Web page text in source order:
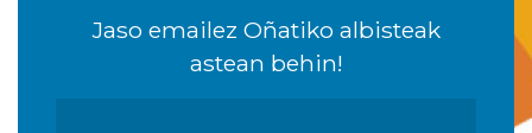
Jaso emailez Oñatiko albisteak
astean behin!